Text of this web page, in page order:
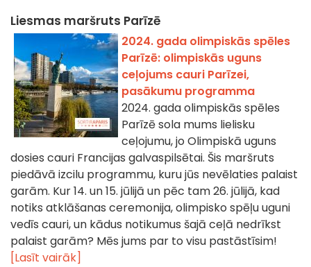
Liesmas maršruts Parīzē
2024. gada olimpiskās spēles
Parīzē: olimpiskās uguns
ceļojums cauri Parīzei,
pasākumu programma
2024. gada olimpiskās spēles
Parīzē sola mums lielisku
ceļojumu, jo Olimpiskā uguns
dosies cauri Francijas galvaspilsētai. Šis maršruts
piedāvā izcilu programmu, kuru jūs nevēlaties palaist
garām. Kur 14. un 15. jūlijā un pēc tam 26. jūlijā, kad
notiks atklāšanas ceremonija, olimpisko spēļu uguni
vedīs cauri, un kādus notikumus šajā ceļā nedrīkst
palaist garām? Mēs jums par to visu pastāstīsim!
[Lasīt vairāk]